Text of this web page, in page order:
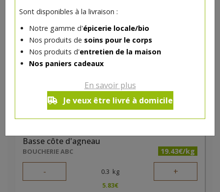
Sont disponibles à la livraison :
Notre gamme d'épicerie locale/bio
Nos produits de soins pour le corps
Nos produits d'entretien de la maison
Nos paniers cadeaux
En savoir plus
Je veux être livré à domicile
DANS LA MÊME CATÉGORIE ...
Basse côte d'agneau
BOUCHERIE ABC 19.43€/kg
- 0.3 kg +
5.83€